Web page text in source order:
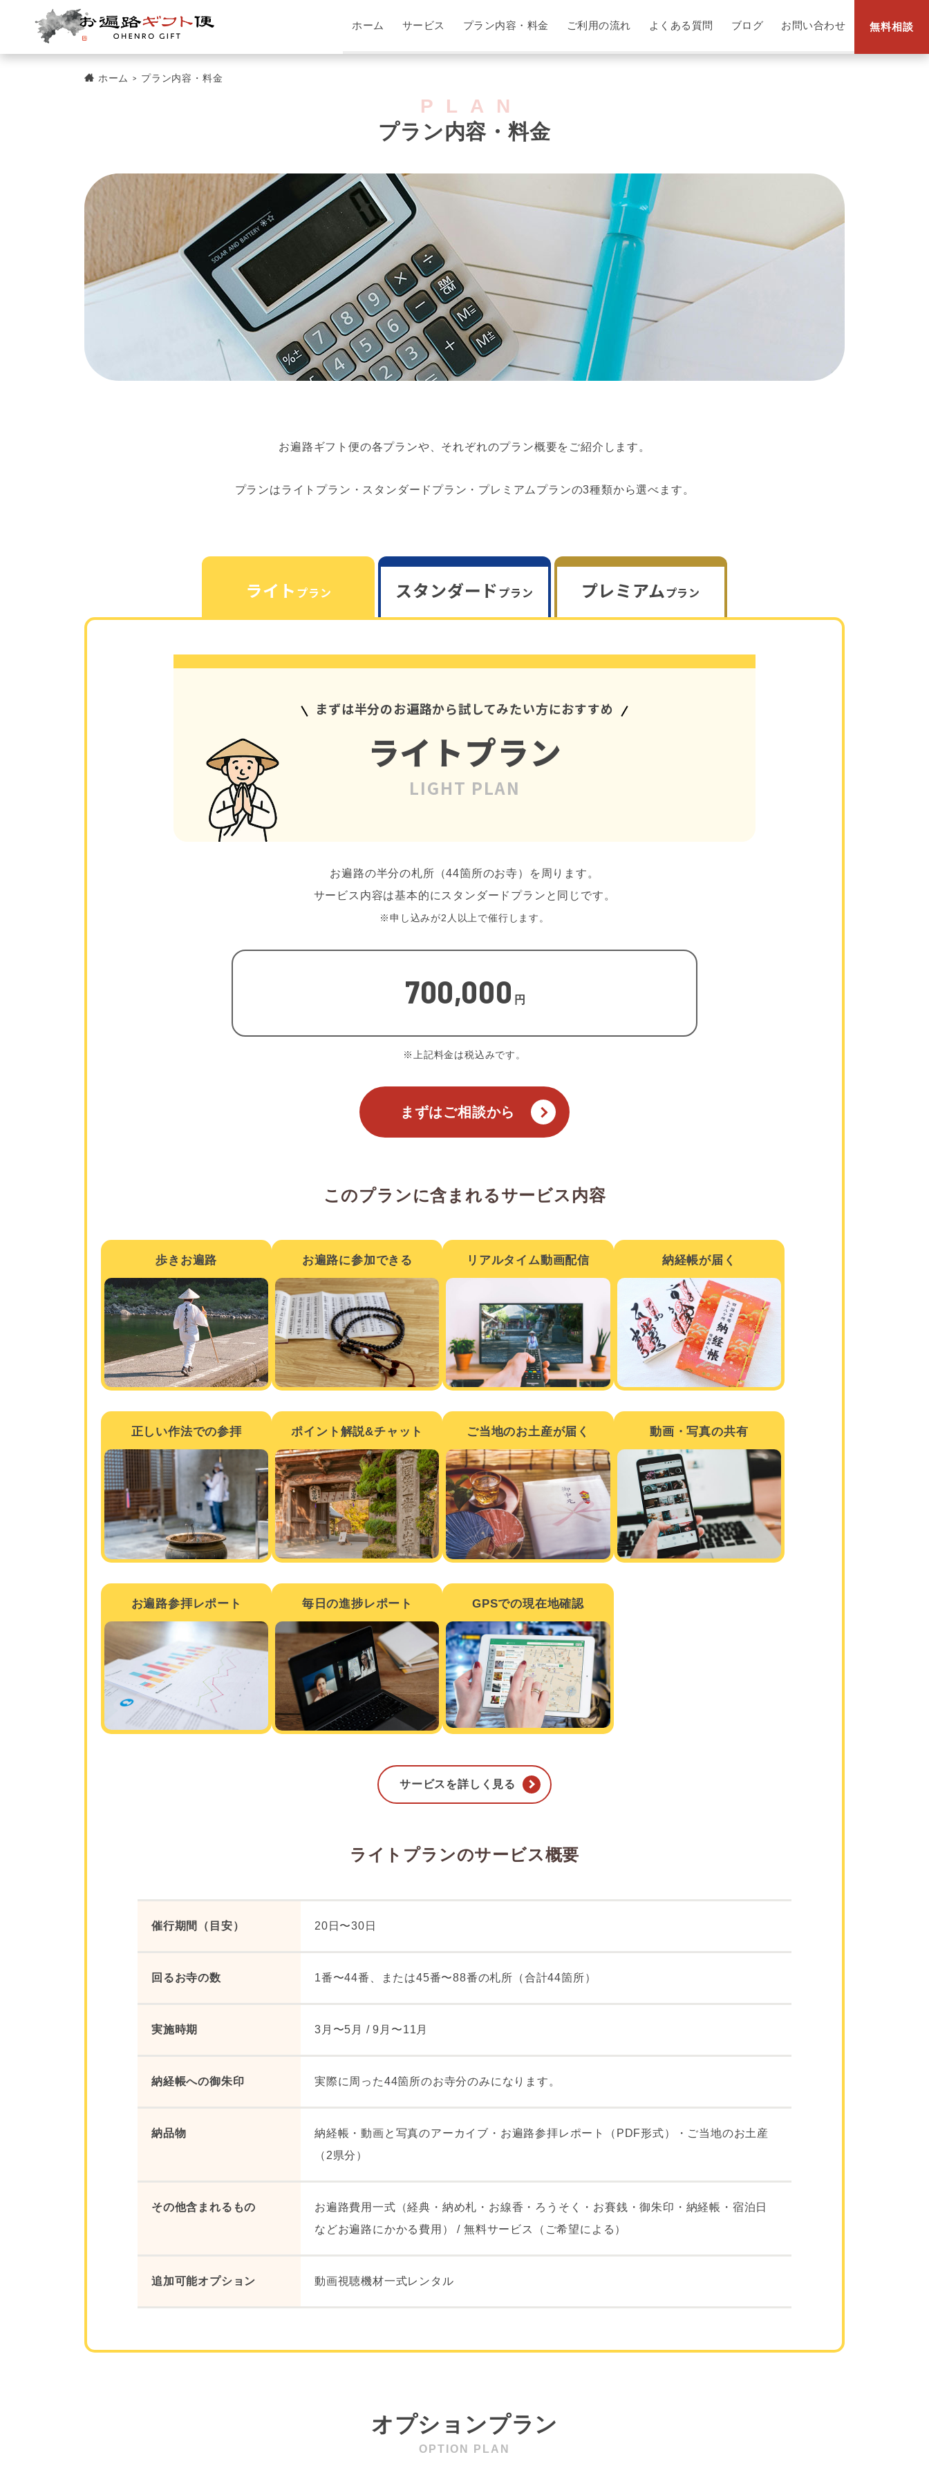
【プラン内容・料金】お遍路ギフト便のプラン内容や料金をご紹介しています
無料相談
ホーム サービス プラン内容・料金 ご利用の流れ よくある質問 ブログ お問い合わせ
ホーム > プラン内容・料金
PLAN
プラン内容・料金
お遍路ギフト便の各プランや、それぞれのプラン概要をご紹介します。
プランはライトプラン・スタンダードプラン・プレミアムプランの3種類から選べます。
ライト プラン スタンダードプラン プレミアムプラン
まずは半分のお遍路から試してみたい方におすすめ
ライトプラン
LIGHT PLAN
お遍路の半分の札所（44箇所のお寺）を周ります。
サービス内容は基本的にスタンダードプランと同じです。
※申し込みが2人以上で催行します。
700,000 円
※上記料金は税込みです。
まずはご相談から
このプランに含まれるサービス内容
歩きお遍路 お遍路に参加できる リアルタイム動画配信 納経帳が届く
正しい作法での参拝 ポイント解説&チャット ご当地のお土産が届く 動画・写真の共有
お遍路参拝レポート 毎日の進捗レポート GPSでの現在地確認
サービスを詳しく見る
ライトプランのサービス概要
催行期間（目安） 20日〜30日
回るお寺の数 1番〜44番、または45番〜88番の札所（合計44箇所）
実施時期 3月〜5月 / 9月〜11月
納経帳への御朱印 実際に周った44箇所のお寺分のみになります。
納品物
納経帳・動画と写真のアーカイブ・お遍路参拝レポート（PDF形式）・ご当地のお土産
（2県分）
その他含まれるもの
お遍路費用一式（経典・納め札・お線香・ろうそく・お賽銭・御朱印・納経帳・宿泊日
などお遍路にかかる費用） / 無料サービス（ご希望による）
追加可能オプション 動画視聴機材一式レンタル
オプションプラン
OPTION PLAN